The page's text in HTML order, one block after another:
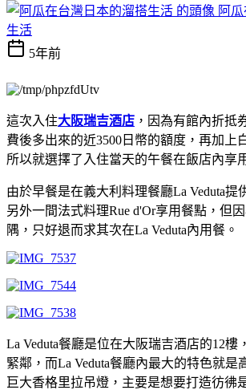
阿
生活
5年前
這次入住大阪瑞吉酒店 ，因為有館內折抵
費後多出來的近3500日幣的額度，再加上
所以就選擇了入住當天的午餐在飯店內享
由於早餐是在義大利料理餐廳La Veduta提
另外一間法式料理Rue d'Or享用餐點，但
隅，只好退而求其次在La Veduta內用餐。
La Veduta餐廳是位在大阪瑞吉酒店的12樓
緊鄰，而La Veduta餐廳內最大的特色就是
巨大香格里拉吊燈，主要是想要打造彷彿